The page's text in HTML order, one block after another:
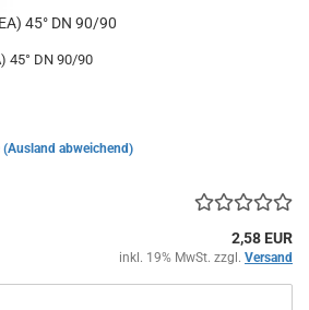
45° DN 90/90
45° DN 90/90
(Ausland abweichend)
2,58 EUR
inkl. 19% MwSt. zzgl. Versand